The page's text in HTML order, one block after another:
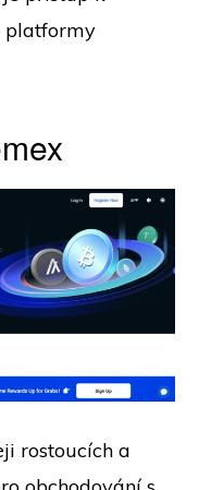
platformy
rostoucích a